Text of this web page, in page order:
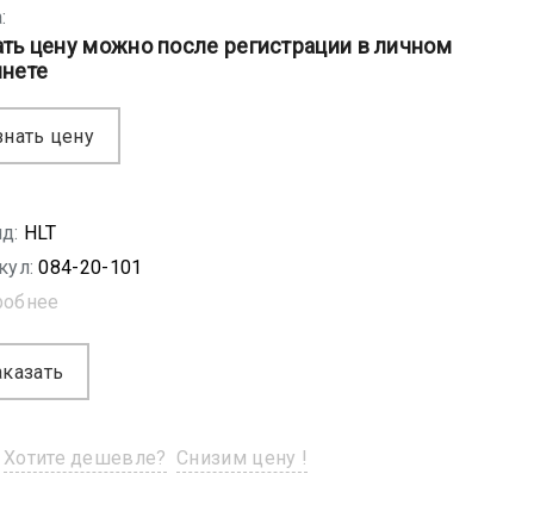
цену можно после регистрации в личном
цену
HLT
084-20-101
Хотите дешевле? Снизим цену !